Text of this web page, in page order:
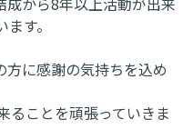
す。
方に感謝の気持ちを込め
ることを頑張っていきま